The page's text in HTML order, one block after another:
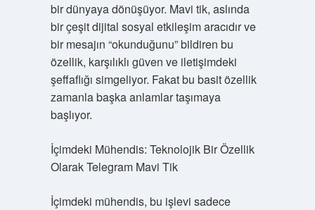
bir dünyaya dönüşüyor. Mavi tik, aslında
bir çeşit dijital sosyal etkileşim aracıdır ve
bir mesajın “okunduğunu” bildiren bu
özellik, karşılıklı güven ve iletişimdeki
şeffaflığı simgeliyor. Fakat bu basit özellik
zamanla başka anlamlar taşımaya
başlıyor.
İçimdeki Mühendis: Teknolojik Bir Özellik
Olarak Telegram Mavi Tik
İçimdeki mühendis, bu işlevi sadece